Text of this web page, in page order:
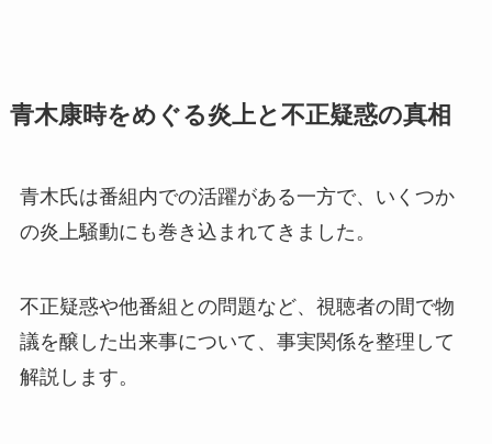
青木康時をめぐる炎上と不正疑惑の真相
青木氏は番組内での活躍がある一方で、いくつか
の炎上騒動にも巻き込まれてきました。
不正疑惑や他番組との問題など、視聴者の間で物
議を醸した出来事について、事実関係を整理して
解説します。